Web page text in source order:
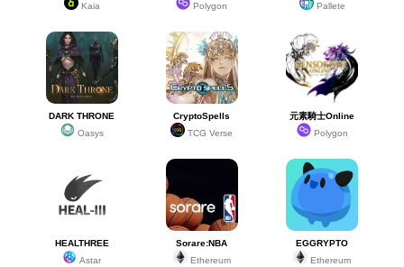
Kaia
Polygon
Pallete
DARK THRONE
Oasys
CryptoSpells
TCG Verse
元素騎士Online
Polygon
HEALTHREE
Astar
Sorare:NBA
Ethereum
EGGRYPTO
Ethereum